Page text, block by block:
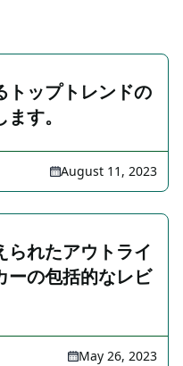
トップトレンドの
す。
August 11, 2023
られたアウトライ
ーの包括的なレビ
May 26, 2023